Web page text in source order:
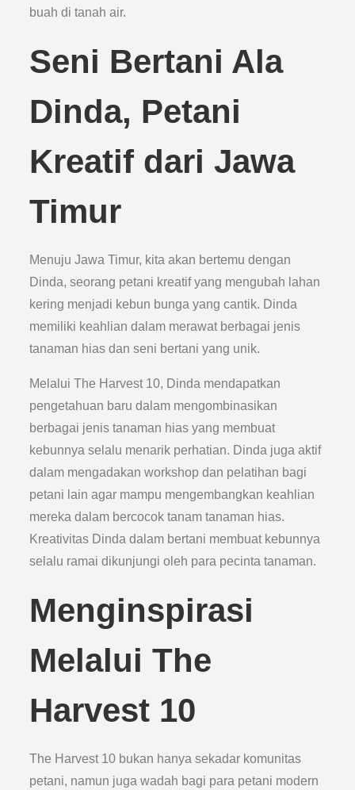
buah di tanah air.
Seni Bertani Ala
Dinda, Petani
Kreatif dari Jawa
Timur
Menuju Jawa Timur, kita akan bertemu dengan
Dinda, seorang petani kreatif yang mengubah lahan
kering menjadi kebun bunga yang cantik. Dinda
memiliki keahlian dalam merawat berbagai jenis
tanaman hias dan seni bertani yang unik.
Melalui The Harvest 10, Dinda mendapatkan
pengetahuan baru dalam mengombinasikan
berbagai jenis tanaman hias yang membuat
kebunnya selalu menarik perhatian. Dinda juga aktif
dalam mengadakan workshop dan pelatihan bagi
petani lain agar mampu mengembangkan keahlian
mereka dalam bercocok tanam tanaman hias.
Kreativitas Dinda dalam bertani membuat kebunnya
selalu ramai dikunjungi oleh para pecinta tanaman.
Menginspirasi
Melalui The
Harvest 10
The Harvest 10 bukan hanya sekadar komunitas
petani, namun juga wadah bagi para petani modern